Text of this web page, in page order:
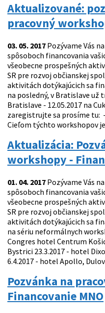
Aktualizované:
pracovný
03. 05. 2017 Pozývame Vás
spôsoboch financovania
všeobecne prospešných
SR pre rozvoj občianskej
aktivitách dotýkajúcich sa
na posledný, v Bratislave
Bratislave - 12.05.2017 na
zaregistrujte sa prosíme tu: -
Cieľom týchto workshopov
Aktualizácia:
workshopy -
01. 04. 2017 Pozývame Vás
spôsoboch financovania
všeobecne prospešných
SR pre rozvoj občianskej
aktivitách dotýkajúcich sa
na sériu neformálnych
Congres hotel Centrum
Bystrici 23.3.2017 - hotel
6.4.2017 - hotel Apollo,
Pozvánka na
Financovanie MNO